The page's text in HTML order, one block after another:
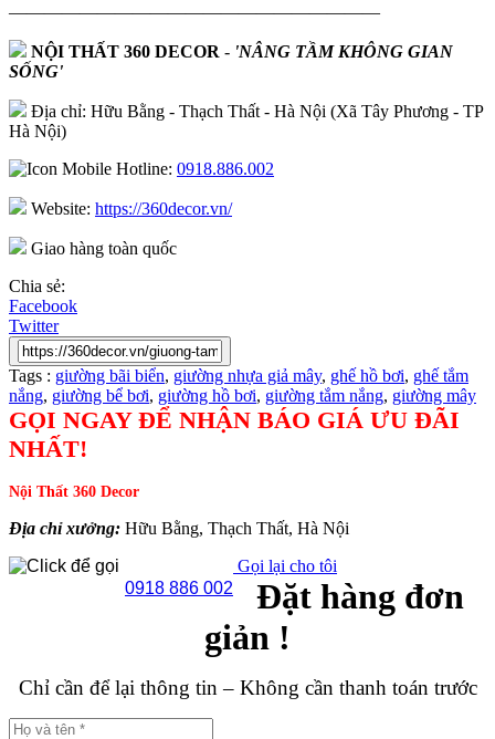
—————————————————————
NỘI THẤT 360 DECOR - 'NÂNG TẦM KHÔNG GIAN
SỐNG'
Địa chỉ: Hữu Bằng - Thạch Thất - Hà Nội (Xã Tây Phương - TP
Hà Nội)
Hotline: 0918.886.002
Website: https://360decor.vn/
Giao hàng toàn quốc
Chia sẻ:
Facebook
Twitter
Tags : giường bãi biển, giường nhựa giả mây, ghế hồ bơi, ghế tắm
nắng, giường bể bơi, giường hồ bơi, giường tắm nắng, giường mây
GỌI NGAY ĐỂ NHẬN BÁO GIÁ ƯU ĐÃI
NHẤT!
Nội Thất 360 Decor
Địa chỉ xưởng: Hữu Bằng, Thạch Thất, Hà Nội
0918 886 002
Gọi lại cho tôi
Đặt hàng đơn
giản !
Chỉ cần để lại thông tin – Không cần thanh toán trước